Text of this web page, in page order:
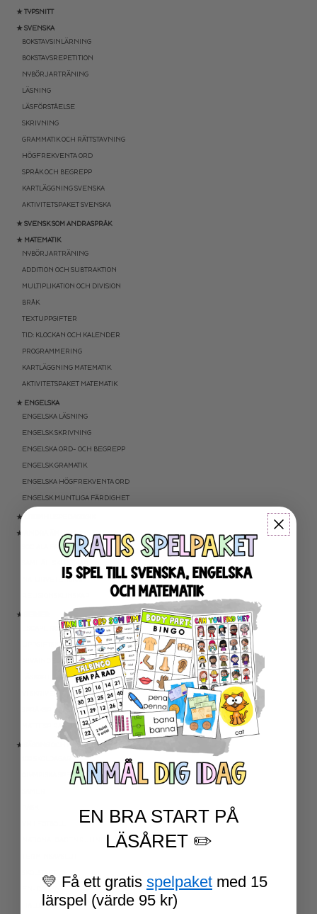
★ TYPSNITT
★ SVENSKA
BOKSTAVSINLÄRNING
BOKSTAVSREPETITION
NYBÖRJARTRÄNING
LÄSNING
LÄSFÖRSTÅELSE
SKRIVNING
GRAMMATIK OCH RÄTTSTAVNING
HÖGFREKVENTA ORD
SPRÅK OCH BEGREPP
KARTLÄGGNING SVENSKA
AKTIVITETSPAKET SVENSKA
★ SVENSK SOM ANDRASPRÅK
★ MATEMATIK
NYBÖRJARTRÄNING
ADDITION OCH SUBTRAKTION
MULTIPLIKATION OCH DIVISION
BRÅK
TEXTUPPGIFTER
TID: KLOCKAN OCH KALENDER
PROGRAMMERING
KARTLÄGGNING MATEMATIK
AKTIVITETSPAKET MATEMATIK
★ ENGELSKA
ENGELSKA LÄSNING
ENGELSK SKRIVNING
ENGELSKA ORD- OCH BEGREPP
ENGELSK GRAMATIK
ENGELSKA HÖGFREKVENTA ORD
ENGELSK MUNTLIGA FÄRDIGHET
★ UTOMHUSPEDAGOGIK
★ ANDRA ÄMNEN
SOCIALA FÄRDIGHETER
NATURVETENSKAP
★ SERIER
ESCAPE ROOMS
UPPGIFTSKORT SVENSKA
NIVÅINDELADE LÄSTEXTER
LÄSKORT FAKTA
VI SKRIVER
SPRÅKSPIRALEN
MATTESPIRALEN
★ SÄSONG OCH HÖGTIDER
OLYMPISKA SPELEN
FN-DAGEN
HALLOWEEN
EN BRA START PÅ
LÄSÅRET ✏️
💛 Få ett gratis spelpaket med 15
lärspel (värde 95 kr)